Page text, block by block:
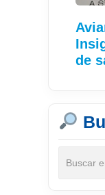
de